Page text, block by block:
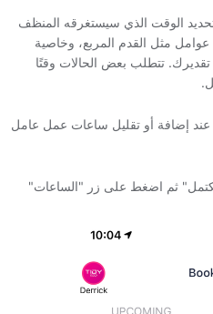
الوقت الذي سيستغرقه المنظف
عوامل مثل القدم المربع، وخاصية
تتطلب بعض الحالات وقتًا
عند إضافة أو تقليل ساعات عمل عامل